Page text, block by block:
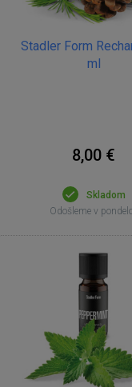
Stadler Form
ml
8,00 €
Skladom
Odošleme v